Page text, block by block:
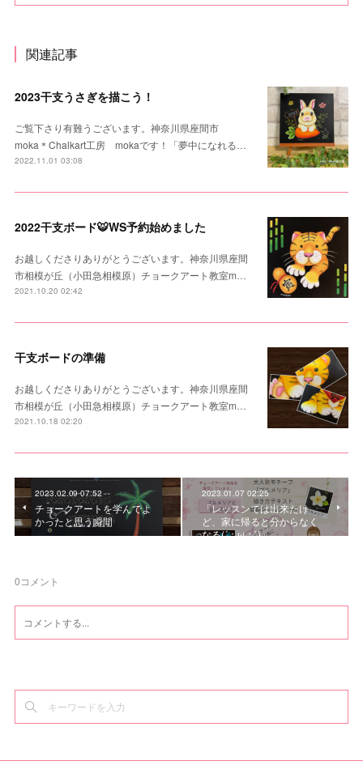
関連記事
2023干支うさぎを描こう！
ご覧下さり有難うございます。神奈川県座間市
moka＊Chalkart工房 mokaです！「夢中になれる…
2022.11.01 03:08
2022干支ボード🐯WS予約始めました
お越しくださりありがとうございます。神奈川県座間
市相模が丘（小田急相模原）チョークアート教室m…
2021.10.20 02:42
干支ボードの準備
お越しくださりありがとうございます。神奈川県座間
市相模が丘（小田急相模原）チョークアート教室m…
2021.10.18 02:20
2023.02.09 07:52
チョークアートを学んでよ
かったと思う瞬間
2023.01.07 02:25
「レッスンでは出来たけ
ど、家に帰ると分からなく
なる(´；ω；`)」
0コメント